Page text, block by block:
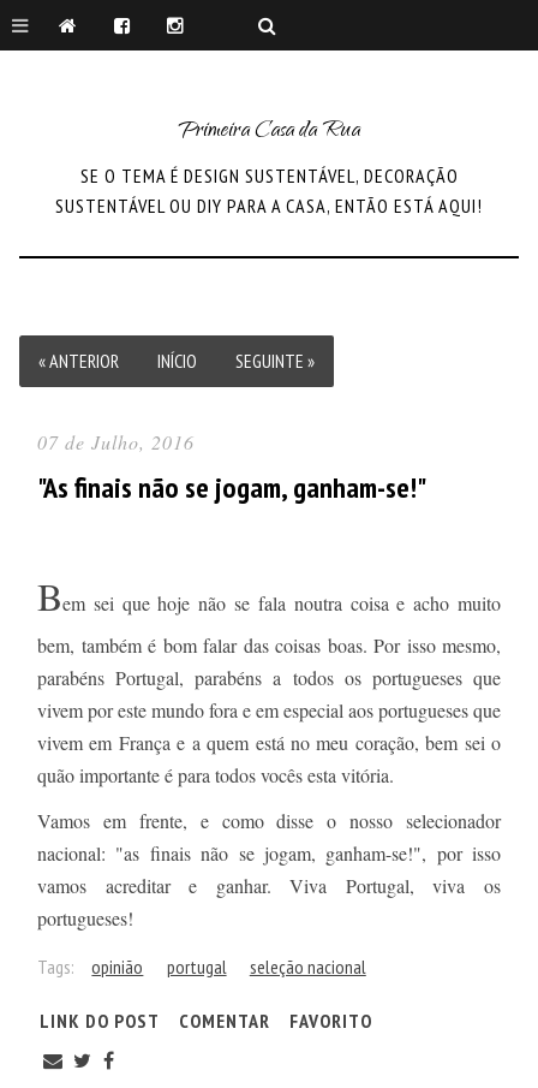
Primeira Casa da Rua
SE O TEMA É DESIGN SUSTENTÁVEL, DECORAÇÃO
SUSTENTÁVEL OU DIY PARA A CASA, ENTÃO ESTÁ AQUI!
« ANTERIOR INÍCIO SEGUINTE »
07 de Julho, 2016
"As finais não se jogam, ganham-se!"
Bem sei que hoje não se fala noutra coisa e acho muito
bem, também é bom falar das coisas boas. Por isso mesmo,
parabéns Portugal, parabéns a todos os portugueses que
vivem por este mundo fora e em especial aos portugueses que
vivem em França e a quem está no meu coração, bem sei o
quão importante é para todos vocês esta vitória.
Vamos em frente, e como disse o nosso selecionador
nacional: "as finais não se jogam, ganham-se!", por isso
vamos acreditar e ganhar. Viva Portugal, viva os
portugueses!
Tags: opinião portugal seleção nacional
LINK DO POST COMENTAR FAVORITO